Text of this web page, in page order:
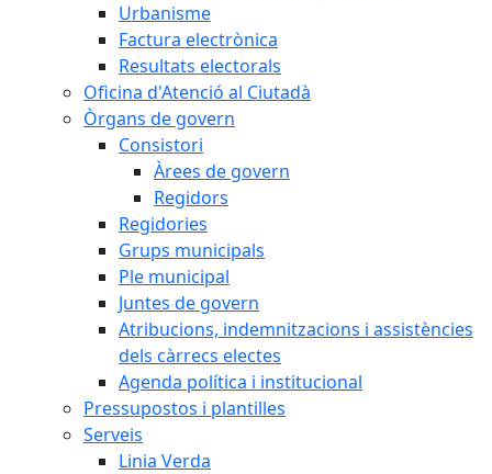
Urbanisme
Factura electrònica
Resultats electorals
Oficina d'Atenció al Ciutadà
Òrgans de govern
Consistori
Àrees de govern
Regidors
Regidories
Grups municipals
Ple municipal
Juntes de govern
Atribucions, indemnitzacions i assistències
dels càrrecs electes
Agenda política i institucional
Pressupostos i plantilles
Serveis
Linia Verda